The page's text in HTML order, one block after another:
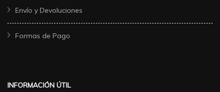
Envío y Devoluciones
Formas de Pago
INFORMACIÓN ÚTIL